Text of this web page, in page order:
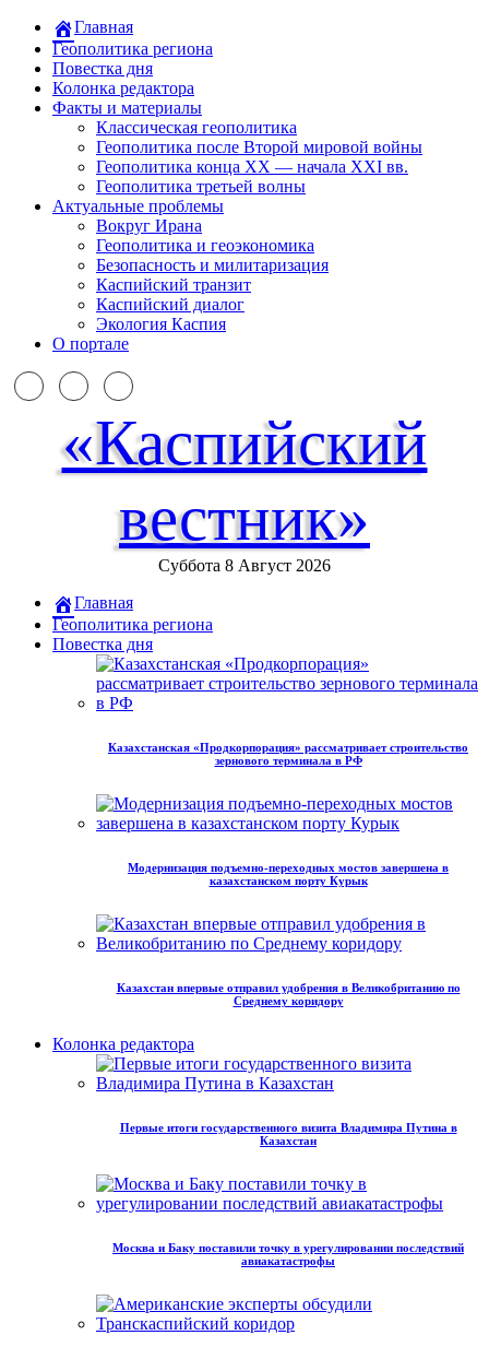
Главная
Геополитика региона
Повестка дня
Колонка редактора
Факты и материалы
Классическая геополитика
Геополитика после Второй мировой войны
Геополитика конца XX — начала XXI вв.
Геополитика третьей волны
Актуальные проблемы
Вокруг Ирана
Геополитика и геоэкономика
Безопасность и милитаризация
Каспийский транзит
Каспийский диалог
Экология Каспия
О портале
«Каспийский
вестник»
Суббота 8 Август 2026
Главная
Геополитика региона
Повестка дня
Казахстанская «Продкорпорация» рассматривает строительство
зернового терминала в РФ
Модернизация подъемно-переходных мостов завершена в
казахстанском порту Курык
Казахстан впервые отправил удобрения в Великобританию по
Среднему коридору
Колонка редактора
Первые итоги государственного визита Владимира Путина в
Казахстан
Москва и Баку поставили точку в урегулировании последствий
авиакатастрофы